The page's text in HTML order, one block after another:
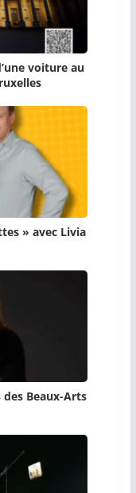
voiture au
» avec Livia
Beaux-Arts